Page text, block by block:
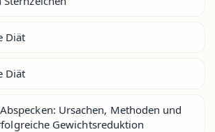
Diät
Diät
Ursachen, Methoden und
Gewichtsreduktion